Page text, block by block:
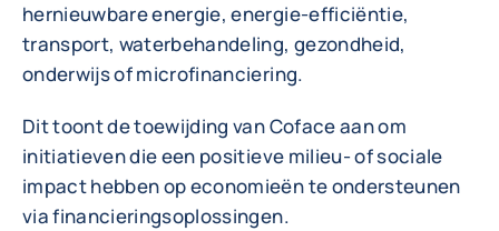
hernieuwbare energie, energie-efficiëntie,
transport, waterbehandeling, gezondheid,
onderwijs of microfinanciering.
Dit toont de toewijding van Coface aan om
initiatieven die een positieve milieu- of sociale
impact hebben op economieën te ondersteunen
via financieringsoplossingen.